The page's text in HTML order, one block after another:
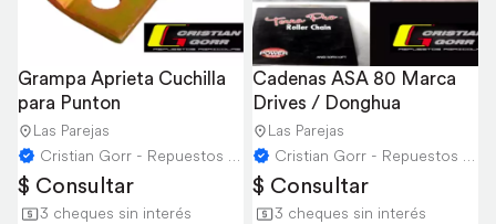
Grampa Aprieta Cuchilla
para Punton
Las Parejas
Cristian Gorr - Repuestos Agricolas
$ Consultar
3 cheques sin interés
Cadenas ASA 80 Marca
Drives / Donghua
Las Parejas
Cristian Gorr - Repuestos Agricolas
$ Consultar
3 cheques sin interés